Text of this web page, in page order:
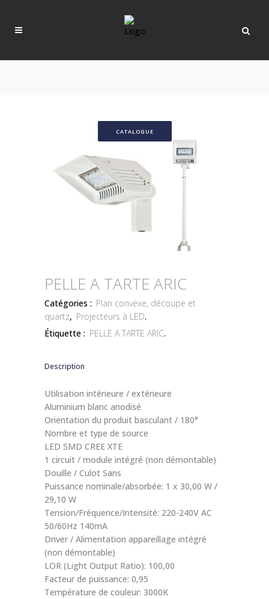
CATALOGUE
PELLE A TARTE ARIC
Catégories : Plan convexe, découpe et
quartz, Projecteurs à LED.
Étiquette : PELLE A TARTE ARIC.
Description
Utilisation intérieure / extérieure
Aluminium blanc anodisé
Orientation du produit basculant / 180°
Nombre et type de source
LED SMD CREE XTE
1 circuit / module intégré (non démontable)
Douille / Culot Sans
Puissance nominale/absorbée: 1 x 30,00 W /
29,10 W
Tension/Fréquence/Intensité: 220-240V AC
50/60Hz 140mA
Driver / Alimentation appareillage intégré
(non démontable)
LOR (Light Output Ratio): 100,00
Facteur de puissance: 0,95
Température de couleur: 3000K